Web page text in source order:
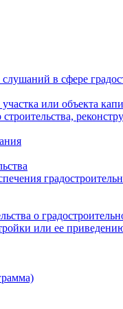
в сфере
или объекта
о
или ее